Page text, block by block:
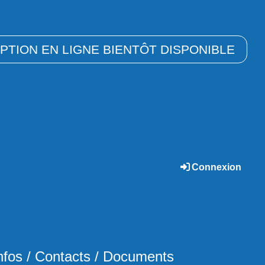
EN LIGNE BIENTÔT DISPONIBLE
Connexion
/ Contacts / Documents